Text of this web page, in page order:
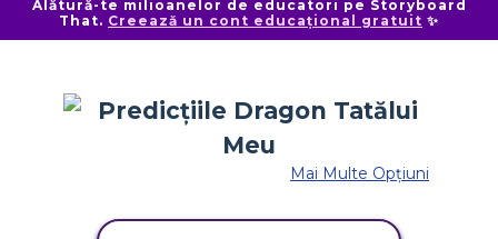
Alătură-te milioanelor de educatori pe Storyboard
That. Creează un cont educațional gratuit ✨
Mai Multe Opțiuni